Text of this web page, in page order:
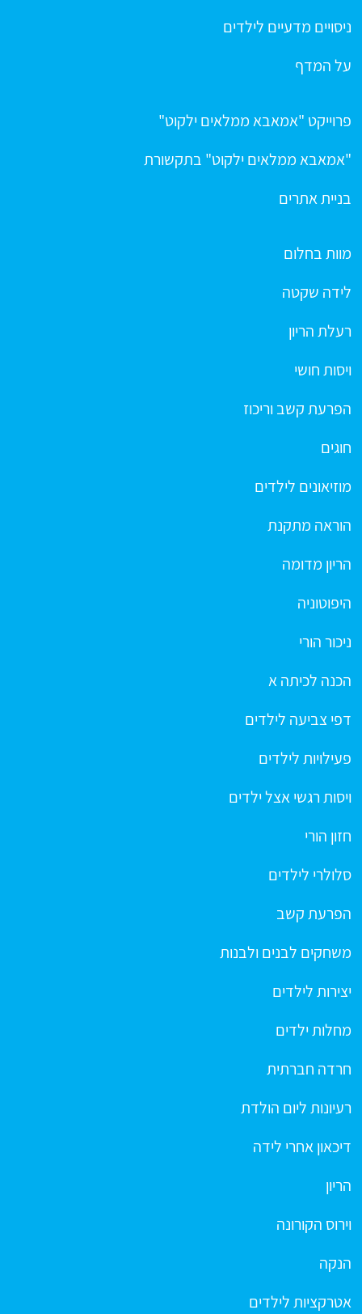
ניסויים מדעיים לילדים
על המדף
פרוייקט "אמאבא ממלאים ילקוט"
"אמאבא ממלאים ילקוט" בתקשורת
בניית אתרים
מוות בחלום
לידה שקטה
רעלת הריון
ויסות חושי
הפרעת קשב וריכוז
חוגים
מוזיאונים לילדים
הוראה מתקנת
הריון מדומה
היפוטוניה
ניכור הורי
הכנה לכיתה א
דפי צביעה לילדים
פעילויות לילדים
ויסות רגשי אצל ילדים
חזון הורי
סלולרי לילדים
הפרעת קשב
משחקים לבנים ולבנות
יצירות לילדים
מחלות ילדים
חרדה חברתית
רעיונות ליום הולדת
דיכאון אחרי לידה
הריון
וירוס הקורונה
הנקה
אטרקציות לילדים